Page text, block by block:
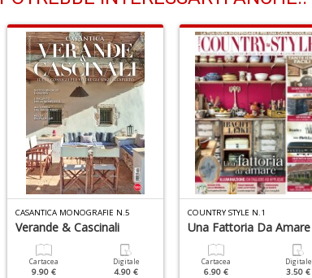
CASANTICA MONOGRAFIE N.5
Verande & Cascinali
Cartacea
9.90 €
Digitale
4.90 €
COUNTRY STYLE N.1
Una Fattoria Da Amare
Cartacea
6.90 €
Digitale
3.50 €